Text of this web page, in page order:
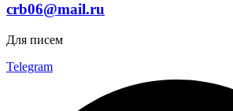
crb06@mail.ru
Для писем
Telegram